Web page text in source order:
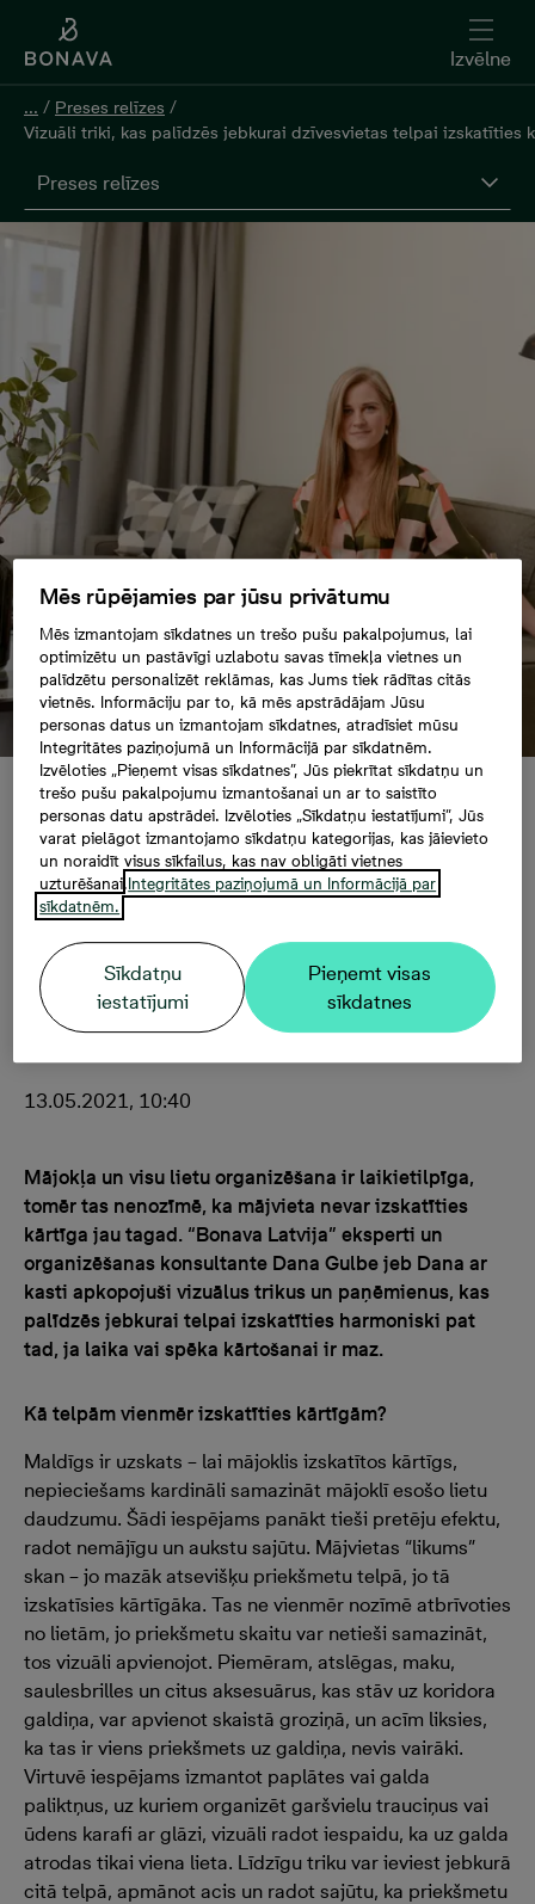
Izvēlne
... / Preses relīzes /
Vizuāli triki, kas palīdzēs jebkurai dzīvesvietas telpai izskatīties
Preses relīzes
Vizuāli triki, kas
palīdzēs jebkurai
dzīvesvietas telpai
izskatīties kārtīgai
13.05.2021, 10:40
Mājokļa un visu lietu organizēšana ir laikietilpīga,
tomēr tas nenozīmē, ka mājvieta nevar izskatīties
kārtīga jau tagad. “Bonava Latvija” eksperti un
organizēšanas konsultante Dana Gulbe jeb Dana ar
kasti apkopojuši vizuālus trikus un paņēmienus, kas
palīdzēs jebkurai telpai izskatīties harmoniski pat
tad, ja laika vai spēka kārtošanai ir maz.
Kā telpām vienmēr izskatīties kārtīgām?
Maldīgs ir uzskats – lai mājoklis izskatītos kārtīgs,
nepieciešams kardināli samazināt mājoklī esošo lietu
daudzumu. Šādi iespējams panākt tieši pretēju efektu,
radot nemājīgu un aukstu sajūtu. Mājvietas “likums”
skan – jo mazāk atsevišķu priekšmetu telpā, jo tā
izskatīsies kārtīgāka. Tas ne vienmēr nozīmē atbrīvoties
no lietām, jo priekšmetu skaitu var netieši samazināt,
tos vizuāli apvienojot. Piemēram, atslēgas, maku,
saulesbrilles un citus aksesuārus, kas stāv uz koridora
galdiņa, var apvienot skaistā groziņā, un acīm liksies,
ka tas ir viens priekšmets uz galdiņa, nevis vairāki.
Virtuvē iespējams izmantot paplātes vai galda
paliktņus, uz kuriem organizēt garšvielu trauciņus vai
ūdens karafi ar glāzi, vizuāli radot iespaidu, ka uz galda
atrodas tikai viena lieta. Līdzīgu triku var ieviest jebkurā
citā telpā, apmānot acis un radot sajūtu, ka priekšmetu
Mēs rūpējamies par jūsu privātumu
Mēs izmantojam sīkdatnes un trešo pušu pakalpojumus, lai
optimizētu un pastāvīgi uzlabotu savas tīmekļa vietnes un
palīdzētu personalizēt reklāmas, kas Jums tiek rādītas citās
vietnēs. Informāciju par to, kā mēs apstrādājam Jūsu
personas datus un izmantojam sīkdatnes, atradīsiet mūsu
Integritātes paziņojumā un Informācijā par sīkdatnēm.
Izvēloties „Pieņemt visas sīkdatnes”, Jūs piekrītat sīkdatņu un
trešo pušu pakalpojumu izmantošanai un ar to saistīto
personas datu apstrādei. Izvēloties „Sīkdatņu iestatījumi”, Jūs
varat pielāgot izmantojamo sīkdatņu kategorijas, kas jāievieto
un noraidīt visus sīkfailus, kas nav obligāti vietnes
uzturēšanai.Integritātes paziņojumā un Informācijā par
sīkdatnēm.
Sīkdatņu
iestatījumi
Pieņemt visas
sīkdatnes